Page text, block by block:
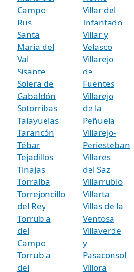
Campo
Rus
Santa
María del
Val
Sisante
Solera de
Gabaldón
Sotorribas
Talayuelas
Tarancón
Tébar
Tejadillos
Tinajas
Torralba
Torrejoncillo
del Rey
Torrubia
del
Campo
Torrubia
del
Villar del
Infantado
Villar y
Velasco
Villarejo
de
Fuentes
Villarejo
de la
Peñuela
Villarejo-
Periesteban
Villares
del Saz
Villarrubio
Villarta
Villas de la
Ventosa
Villaverde
y
Pasaconsol
Víllora